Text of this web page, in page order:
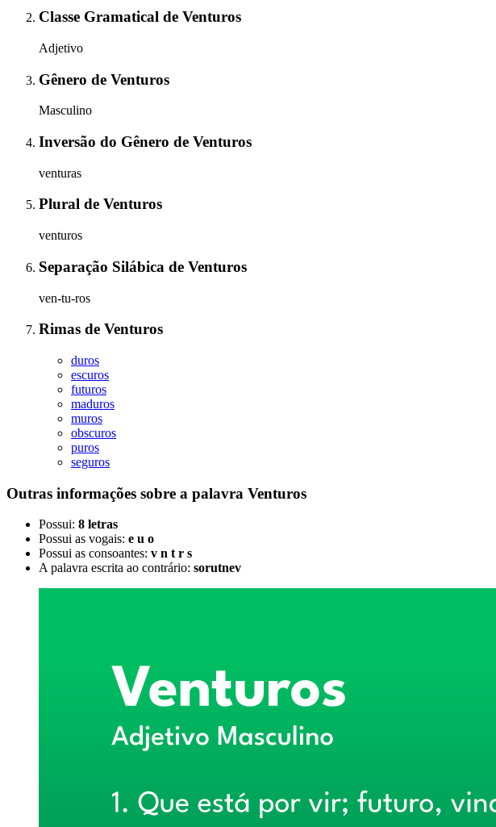
Classe Gramatical de Venturos
Adjetivo
Gênero de Venturos
Masculino
Inversão do Gênero de Venturos
venturas
Plural de Venturos
venturos
Separação Silábica de Venturos
ven-tu-ros
Rimas de Venturos
duros
escuros
futuros
maduros
muros
obscuros
puros
seguros
Outras informações sobre a palavra Venturos
Possui: 8 letras
Possui as vogais: e u o
Possui as consoantes: v n t r s
A palavra escrita ao contrário: sorutnev